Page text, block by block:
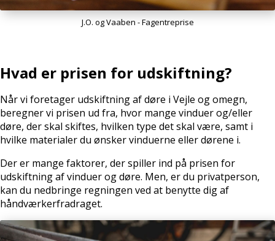
J.O. og Vaaben - Fagentreprise
Hvad er prisen for udskiftning?
Når vi foretager udskiftning af døre i Vejle og omegn,
beregner vi prisen ud fra, hvor mange vinduer og/eller
døre, der skal skiftes, hvilken type det skal være, samt i
hvilke materialer du ønsker vinduerne eller dørene i.
Der er mange faktorer, der spiller ind på prisen for
udskiftning af vinduer og døre. Men, er du privatperson,
kan du nedbringe regningen ved at benytte dig af
håndværkerfradraget.